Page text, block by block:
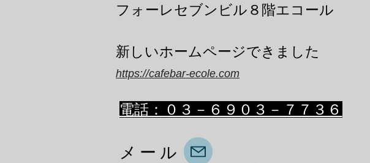
フォーレセブンビル８階エコール
​新しいホームページできました
https://cafebar-ecole.com
​電話：０３－６９０３－７７３６
メール